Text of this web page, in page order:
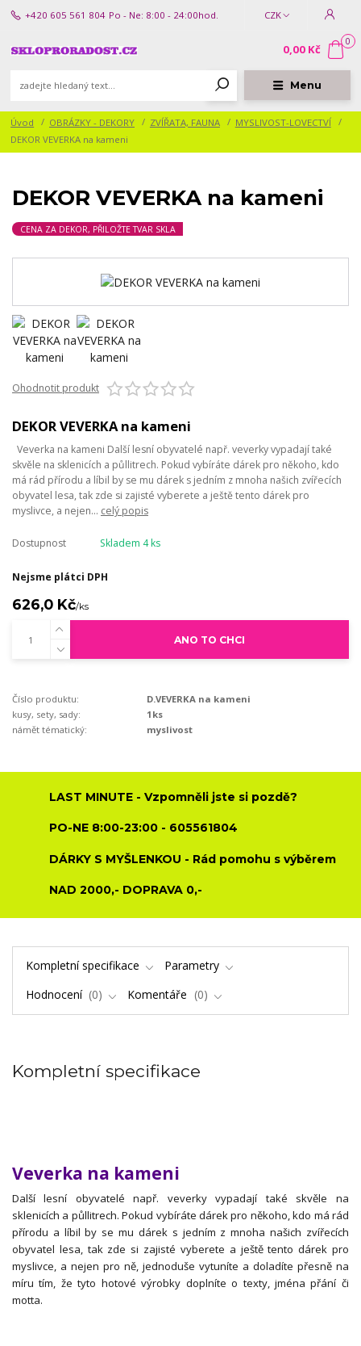
Menu
CZK
+420 605 561 804 Po - Ne: 8:00 - 24:00hod.
0
0,00 Kč
Úvod OBRÁZKY - DEKORY ZVÍŘATA, FAUNA
MYSLIVOST-LOVECTVÍ
DEKOR VEVERKA na kameni
DEKOR VEVERKA na kameni
CENA ZA DEKOR, PŘILOŽTE TVAR SKLA
Ohodnotit produkt
DEKOR VEVERKA na kameni
Veverka na kameni Další lesní obyvatelé např. veverky vypadají také
skvěle na sklenicích a půllitrech. Pokud vybíráte dárek pro někoho, kdo
má rád přírodu a líbil by se mu dárek s jedním z mnoha našich zvířecích
obyvatel lesa, tak zde si zajisté vyberete a ještě tento dárek pro
myslivce, a nejen... celý popis
Dostupnost Skladem 4 ks
Nejsme plátci DPH
626,0 Kč/ks
ANO TO CHCI
Číslo produktu:
D.VEVERKA na kameni
kusy, sety, sady:
1ks
námět tématický:
myslivost
LAST MINUTE - Vzpomněli jste si pozdě?
PO-NE 8:00-23:00 - 605561804
DÁRKY S MYŠLENKOU - Rád pomohu s výběrem
NAD 2000,- DOPRAVA 0,-
Kompletní specifikace
Parametry
Hodnocení
0 Komentáře 0
Kompletní specifikace
Veverka na kameni
Další lesní obyvatelé např. veverky vypadají také skvěle na
sklenicích a půllitrech. Pokud vybíráte dárek pro někoho, kdo má rád
přírodu a líbil by se mu dárek s jedním z mnoha našich zvířecích
obyvatel lesa, tak zde si zajisté vyberete a ještě tento dárek pro
myslivce, a nejen pro ně, jednoduše vytuníte a doladíte přesně na
míru tím, že tyto hotové výrobky doplníte o texty, jména přání či
motta.